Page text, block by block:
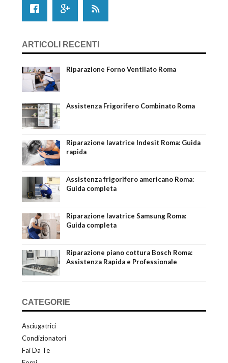
ARTICOLI RECENTI
Riparazione Forno Ventilato Roma
Assistenza Frigorifero Combinato Roma
Riparazione lavatrice Indesit Roma: Guida
rapida
Assistenza frigorifero americano Roma:
Guida completa
Riparazione lavatrice Samsung Roma:
Guida completa
Riparazione piano cottura Bosch Roma:
Assistenza Rapida e Professionale
CATEGORIE
Asciugatrici
Condizionatori
Fai Da Te